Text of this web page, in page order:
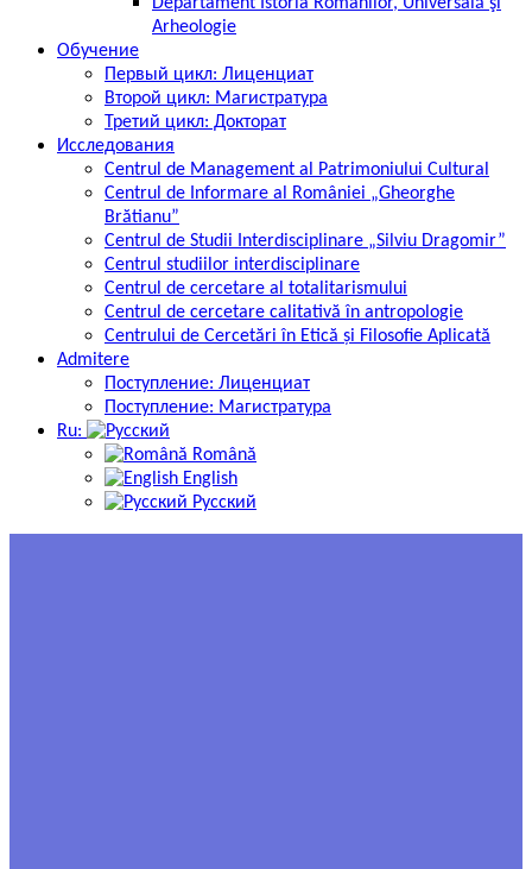
Arheologie
Обучение
Первый цикл: Лиценциат
Второй цикл: Магистратура
Третий цикл: Докторат
Исследования
Centrul de Management al Patrimoniului Cultural
Centrul de Informare al României „Gheorghe
Brătianu”
Centrul de Studii Interdisciplinare „Silviu Dragomir”
Centrul studiilor interdisciplinare
Centrul de cercetare al totalitarismului
Centrul de cercetare calitativă în antropologie
Centrului de Cercetări în Etică și Filosofie Aplicată
Admitere
Поступление: Лиценциат
Поступление: Магистратура
Ru:
Română
English
Русский